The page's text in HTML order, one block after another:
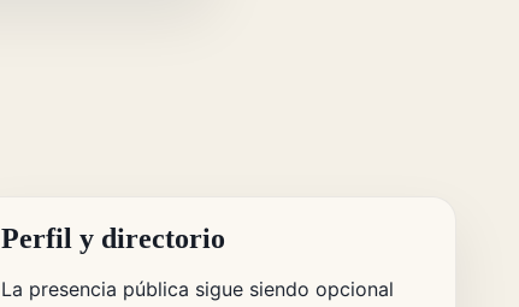
Perfil y directorio
La presencia pública sigue siendo opcional